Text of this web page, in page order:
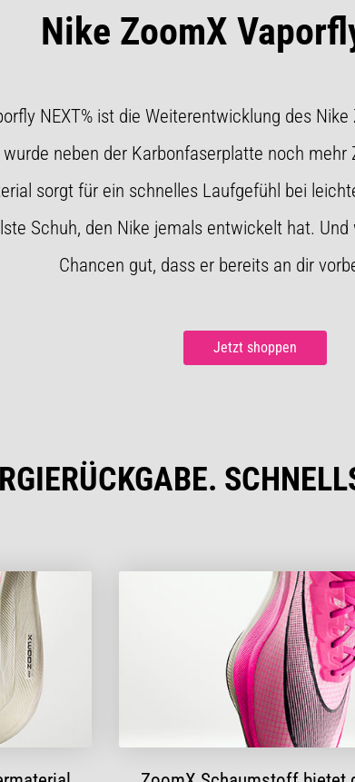
Nike ZoomX
NEXT% ist die Weiterentwicklung des
neben der Karbonfaserplatte noch
sorgt für ein schnelles Laufgefühl bei
Schuh, den Nike jemals entwickelt hat.
Chancen gut, dass er bereits an dir
Jetzt shoppen